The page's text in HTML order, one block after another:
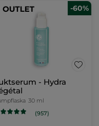
-60%
- Hydra
30 ml
(957)